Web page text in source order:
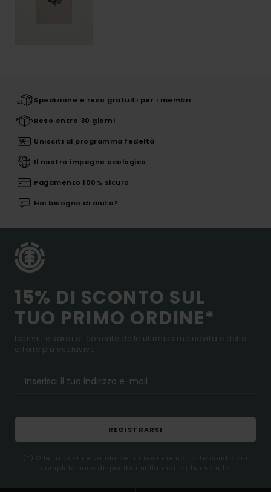
Spedizione e reso gratuiti per i membri
Reso entro 30 giorni
Unisciti al programma fedeltà
Il nostro impegno ecologico
Pagamento 100% sicuro
Hai bisogno di aiuto?
15% DI SCONTO SUL
TUO PRIMO ORDINE*
Iscriviti e sarai al corrente delle ultimissime novità e delle
offerte più esclusive.
REGISTRARSI
(*) Offerta on-line valida per i nuovi membri - Le condizioni
complete sono disponibili nella mail di benvenuto